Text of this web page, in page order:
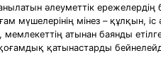
әлеуметтік ережелердің
мүшелерінің мінез – құлқын,
мемлекеттің атынан баянды
қатынастарды